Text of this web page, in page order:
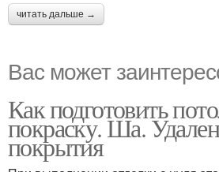
читать дальше →
Вас может
Как подготовить
покраску. Ша.
покрытия